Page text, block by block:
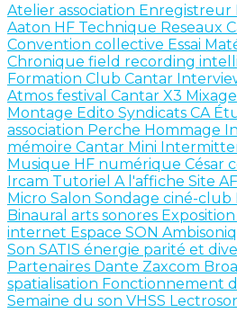
Atelier association Enregistreur
Aaton HF Technique Reseaux
Convention collective Essai
Chronique field recording
Formation Club Cantar
Atmos festival Cantar X3 Mixage
Montage Edito Syndicats CA
association Perche Hommage
mémoire Cantar Mini
Musique HF numérique César
Ircam Tutoriel A l'affiche Site
Micro Salon Sondage ciné-club
Binaural arts sonores Exposition
internet Espace SON
Son SATIS énergie parité et
Partenaires Dante Zaxcom
spatialisation Fonctionnement
Semaine du son VHSS